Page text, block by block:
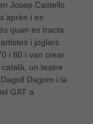
Josep Castells
i es
quan es tracta
i joglars
i 80 i van crear
un teatre
Dagom i la
GAT a
visita.
web.